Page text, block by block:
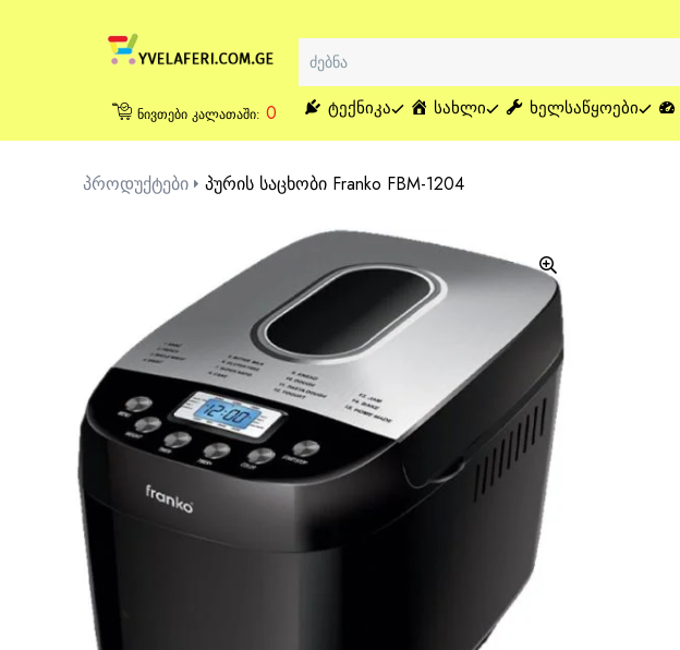
ნივთები კალათაში: 0 ᲢᲔᲥᲜᲘᲙᲐ ᲡᲐᲮᲚᲘ ᲮᲔᲚᲡᲐᲬᲧᲝᲔᲑᲘ
პროდუქტები პურის საცხობი Franko FBM-1204